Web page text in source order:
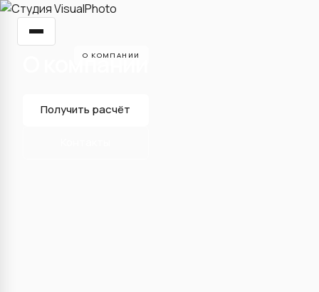
О КОМПАНИИ
О компании
Получить расчёт